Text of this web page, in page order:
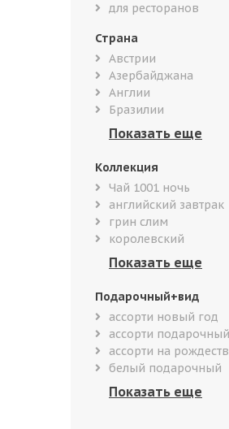
для ресторанов
Страна
Австрии
Азербайджана
Англии
Бразилии
Коллекция
Чай 1001 ночь
английский завтрак
грин слим
королевский
Подарочный+вид
ассорти новый год
ассорти подарочный
ассорти на
белый подарочный